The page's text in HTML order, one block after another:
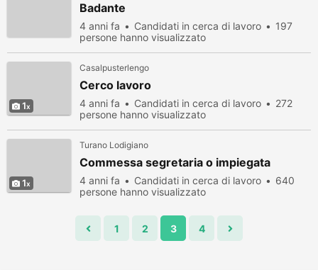
Badante
4 anni fa Candidati in cerca di lavoro
197
persone hanno visualizzato
1
Casalpusterlengo
Cerco lavoro
4 anni fa Candidati in cerca di lavoro
272
persone hanno visualizzato
1
Turano Lodigiano
Commessa segretaria o impiegata
4 anni fa Candidati in cerca di lavoro
640
persone hanno visualizzato
1 2 3 4